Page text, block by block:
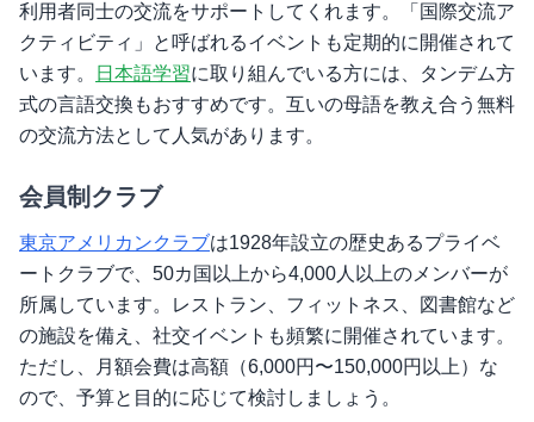
利用者同士の交流をサポートしてくれます。「国際交流ア
クティビティ」と呼ばれるイベントも定期的に開催されて
います。
日本語学習に取り組んでいる方には、タンデム方
式の言語交換もおすすめです。互いの母語を教え合う無料
の交流方法として人気があります。
会員制クラブ
東京アメリカンクラブは1928年設立の歴史あるプライベ
ートクラブで、50カ国以上から4,000人以上のメンバーが
所属しています。レストラン、フィットネス、図書館など
の施設を備え、社交イベントも頻繁に開催されています。
ただし、月額会費は高額（6,000円〜150,000円以上）な
ので、予算と目的に応じて検討しましょう。